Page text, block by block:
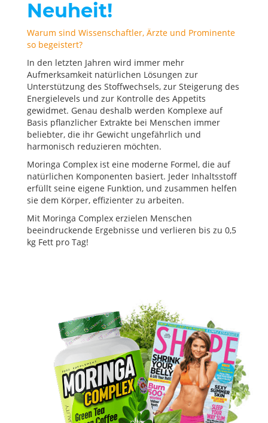
Neuheit!
Warum sind Wissenschaftler, Ärzte und Prominente
so begeistert?
In den letzten Jahren wird immer mehr
Aufmerksamkeit natürlichen Lösungen zur
Unterstützung des Stoffwechsels, zur Steigerung des
Energielevels und zur Kontrolle des Appetits
gewidmet. Genau deshalb werden Komplexe auf
Basis pflanzlicher Extrakte bei Menschen immer
beliebter, die ihr Gewicht ungefährlich und
harmonisch reduzieren möchten.
Moringa Complex ist eine moderne Formel, die auf
natürlichen Komponenten basiert. Jeder Inhaltsstoff
erfüllt seine eigene Funktion, und zusammen helfen
sie dem Körper, effizienter zu arbeiten.
Mit Moringa Complex erzielen Menschen
beeindruckende Ergebnisse und verlieren bis zu 0,5
kg Fett pro Tag!